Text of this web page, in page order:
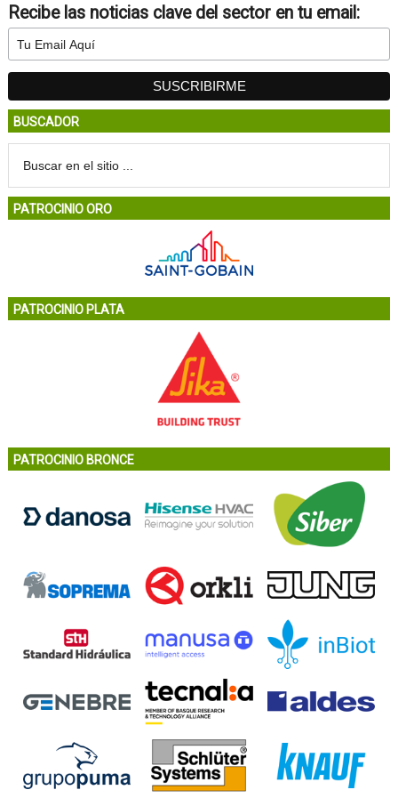
Recibe las noticias clave del sector en tu email:
BUSCADOR
PATROCINIO ORO
PATROCINIO PLATA
PATROCINIO BRONCE